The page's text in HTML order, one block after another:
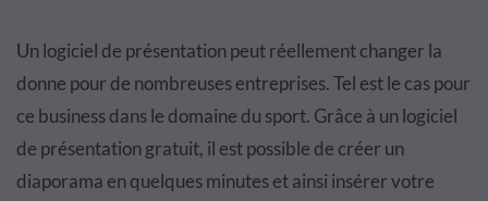
Un logiciel de présentation peut réellement changer la
donne pour de nombreuses entreprises. Tel est le cas pour
ce business dans le domaine du sport. Grâce à un logiciel
de présentation gratuit, il est possible de créer un
diaporama en quelques minutes et ainsi insérer votre